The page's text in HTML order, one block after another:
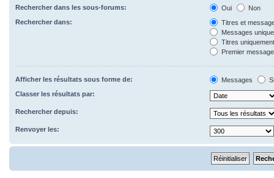
Rechercher dans les sous-forums: Oui
Non
Rechercher dans:
Titres et
Messages
Titres
Premier
Afficher les résultats sous forme de: Messages
Classer les résultats par:
Rechercher depuis:
Renvoyer les: